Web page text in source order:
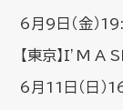
6月9日（金）
【東京】I’M A
6月11日（日）